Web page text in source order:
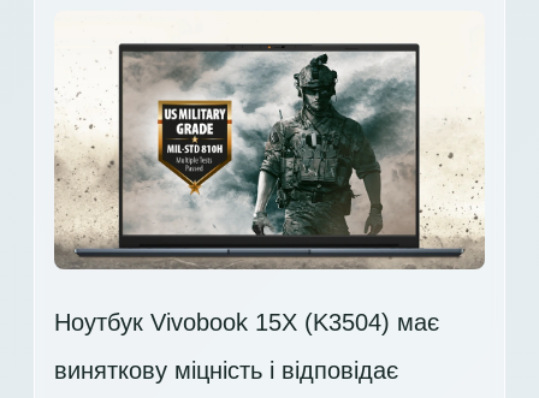
Ноутбук Vivobook 15X (K3504) має
виняткову міцність і відповідає